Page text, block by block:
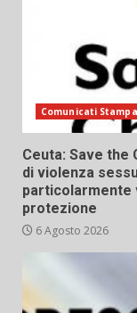
Comunicati Stampa
Ceuta: Save the
di violenza
particolarmente
protezione
6 Agosto 2026